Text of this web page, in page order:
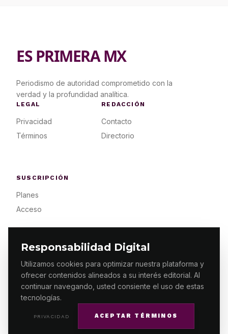
Responsabilidad Digital
Utilizamos cookies para optimizar nuestra plataforma y
ofrecer contenidos alineados a su interés editorial. Al
continuar navegando, usted consiente el uso de estas
tecnologías.
PRIVACIDAD ACEPTAR TÉRMINOS
ES PRIMERA MX
Periodismo de autoridad comprometido con la
verdad y la profundidad analítica.
LEGAL
Privacidad
Términos
REDACCIÓN
Contacto
Directorio
SUSCRIPCIÓN
Planes
Acceso
© 2026 ES PRIMERA MX. ALGUNOS DERECHOS
RESERVADOS / DESIGNMAKING.MX